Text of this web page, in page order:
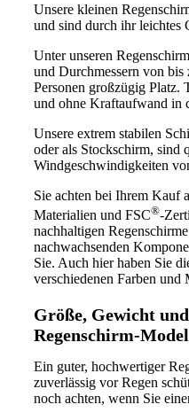
Unsere kleinen
und sind durch ihr leichtes
Unter unseren
und Durchmessern von
Personen großzügig Platz.
und ohne Kraftaufwand in
Unsere extrem stabilen
oder als Stockschirm, sind
Windgeschwindigkeiten
Sie achten bei Ihrem Kauf
Materialien und FSC®-
nachhaltigen
nachwachsenden
Sie. Auch hier haben Sie
verschiedenen Farben und
Größe, Gewicht
Regenschirm-
Ein guter, hochwertiger
zuverlässig vor Regen
noch achten, wenn Sie